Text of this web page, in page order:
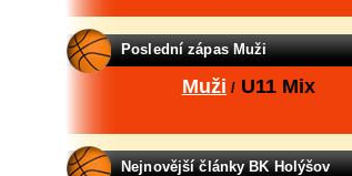
Poslední zápas Muži
Muži / U11 Mix
Nejnovější články BK Holýšov